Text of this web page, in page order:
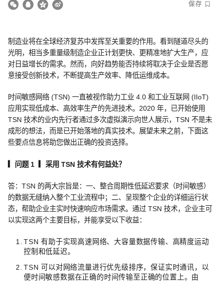
保存
制造业将在全球经济复苏中发挥至关重要的作用。看到隧道尽头的
光明，相当多重量级制造企业正计划更快、更精准地扩大生产，应
对日益增长的需求。然而，向好趋势能否持续将取决于企业是否愿
意接受创新技术，不断提高生产效率、降低运维成本。
时间敏感网络 (TSN) 一直被视作助力工业 4.0 和工业互联网 (IIoT)
应用实现低成本、高效率生产的先进技术。2020 年，已开始使用
TSN 技术的业内先行者通过多次虚拟演示向世人展示，TSN 不是未
成形的想法，而是已开始落地的真实技术。展望未来之前，下面这
些要点信息将助您做出正确的投资选择。
▎问题 1 ▎采用 TSN 技术有何益处？
答：TSN 的两大宗旨是：一、整合周期性低延迟要求（时间敏感）
的数据无缝纳入整个工业流程中；二、呈现整个企业的详细运行状
态，帮助企业主实时快速响应市场需求。通过 TSN 技术，企业主可
以实现这两个主要目标，并能享受以下收益：
TSN 有助于实现高速网络、大容量数据传输、高精度运动
控制和低延迟。
TSN 可以对网络流量进行优先级排序，保证实时通讯，以
便时间敏感数据在正确的时间传输至正确的位置上。由